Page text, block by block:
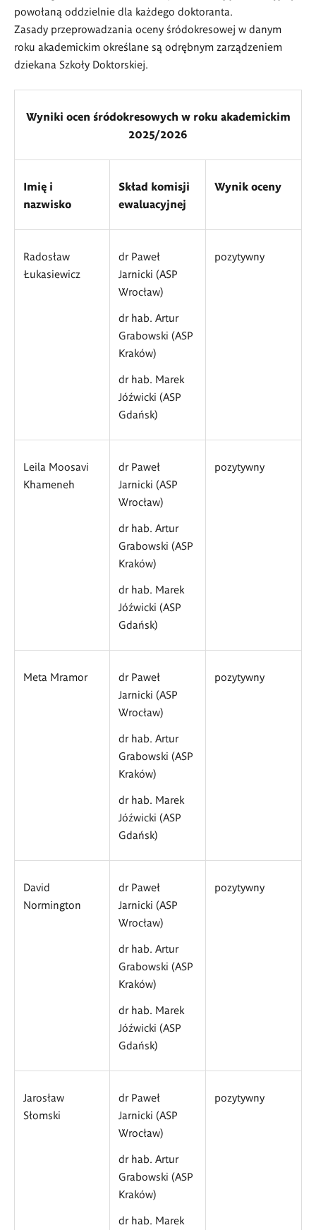
powołaną oddzielnie dla każdego doktoranta.
Zasady przeprowadzania oceny śródokresowej w danym
roku akademickim określane są odrębnym zarządzeniem
dziekana Szkoły Doktorskiej.
Wyniki ocen śródokresowych w roku akademickim
2025/2026
Imię i
nazwisko
Skład komisji
ewaluacyjnej
Wynik oceny
Radosław
Łukasiewicz
dr Paweł
Jarnicki (ASP
Wrocław)
dr hab. Artur
Grabowski (ASP
Kraków)
dr hab. Marek
Jóźwicki (ASP
Gdańsk)
pozytywny
Leila Moosavi
Khameneh
dr Paweł
Jarnicki (ASP
Wrocław)
dr hab. Artur
Grabowski (ASP
Kraków)
dr hab. Marek
Jóźwicki (ASP
Gdańsk)
pozytywny
Meta Mramor
dr Paweł
Jarnicki (ASP
Wrocław)
dr hab. Artur
Grabowski (ASP
Kraków)
dr hab. Marek
Jóźwicki (ASP
Gdańsk)
pozytywny
David
Normington
dr Paweł
Jarnicki (ASP
Wrocław)
dr hab. Artur
Grabowski (ASP
Kraków)
dr hab. Marek
Jóźwicki (ASP
Gdańsk)
pozytywny
Jarosław
Słomski
dr Paweł
Jarnicki (ASP
Wrocław)
dr hab. Artur
Grabowski (ASP
Kraków)
dr hab. Marek
pozytywny